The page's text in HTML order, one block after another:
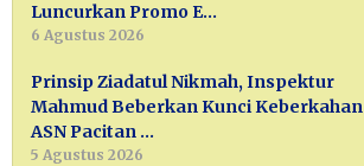
Luncurkan Promo E…
6 Agustus 2026
Prinsip Ziadatul Nikmah, Inspektur
Mahmud Beberkan Kunci Keberkahan
ASN Pacitan …
5 Agustus 2026